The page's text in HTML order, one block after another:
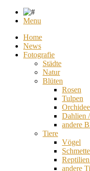
Menu
Home
News
Fotografie
Städte
Natur
Blüten
Rosen
Tulpen
Dahlien
andere
Tiere
Vögel
andere